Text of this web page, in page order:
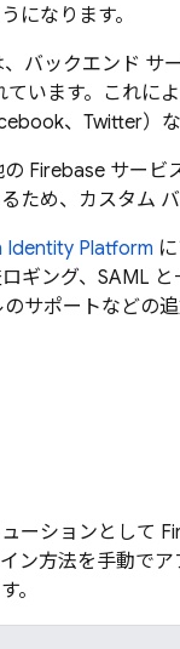
になります。
、バックエンド サ
ています。これに
、Twitter）
の Firebase サービ
ため、カスタム
Identity Platform
ギング、SAML
サポートなどの追
ーションとして
ン方法を手動で
。